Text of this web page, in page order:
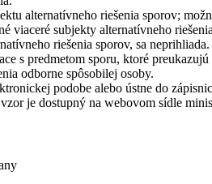
alternatívneho riešenia sporov;
viaceré subjekty alternatívneho
riešenia sporov, sa neprihliada.
s predmetom sporu, ktoré
odborne spôsobilej osoby.
podobe alebo ústne do
je dostupný na webovom sídle